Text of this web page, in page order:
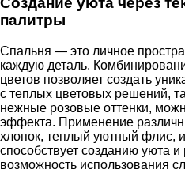
палитры
Спальня — это личное
каждую деталь.
цветов позволяет создать
с теплых цветовых решений,
нежные розовые оттенки,
эффекта. Применение
хлопок, теплый уютный флис,
способствует созданию уюта
возможность использования